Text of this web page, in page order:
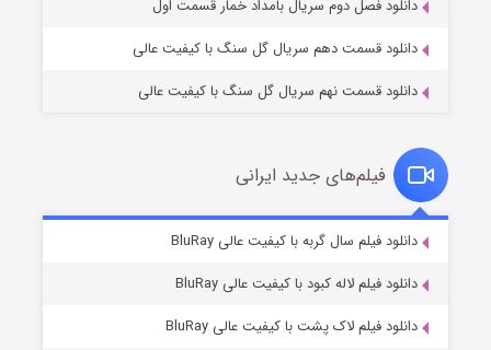
قسمت۶ (زیرنویس) منتشر شد
دانلود فصل دوم سریال بامداد خمار قسمت اول
دانلود قسمت دهم سریال گل سنگ با کیفیت عالی
دانلود قسمت نهم سریال گل سنگ با کیفیت عالی
فیلم‌های جدید ایرانی
دانلود فیلم سال گربه با کیفیت عالی BluRay
دانلود فیلم لاله کبود با کیفیت عالی BluRay
دانلود فیلم لاک پشت با کیفیت عالی BluRay